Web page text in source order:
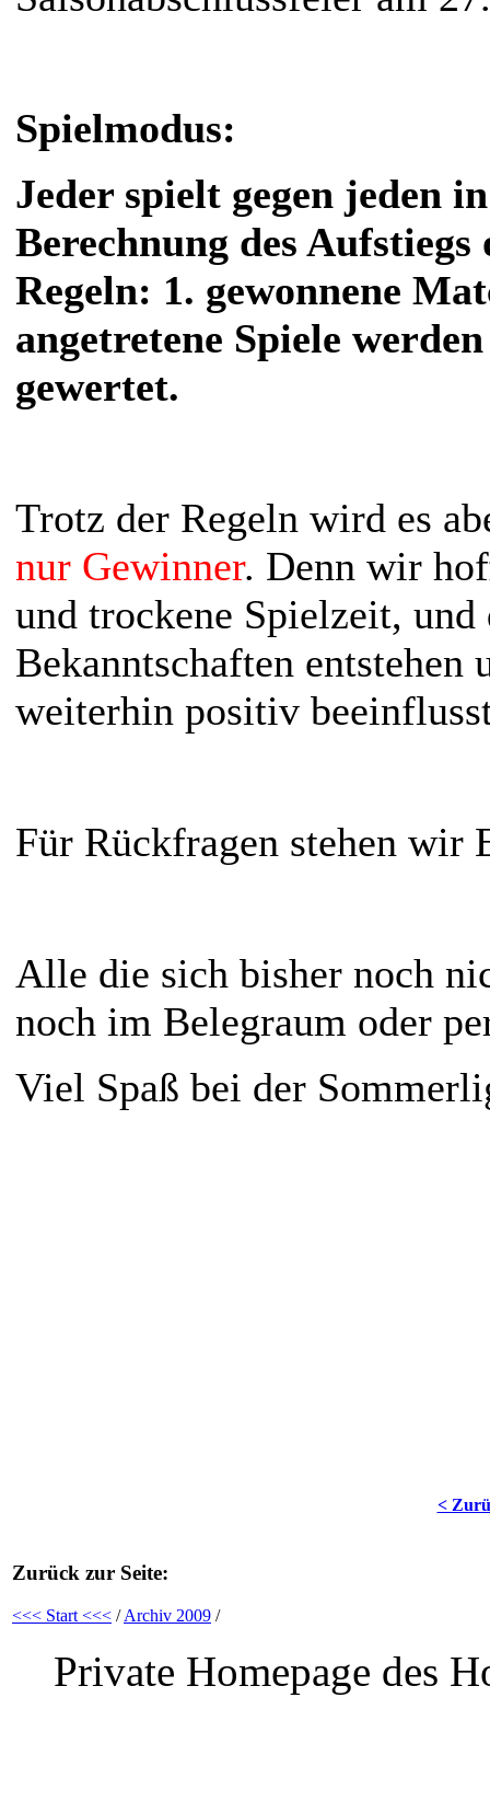
Spielmodus:
Jeder spielt gegen jeden
Berechnung des
Regeln: 1. gewonnene
angetretene Spiele
gewertet.
Trotz der Regeln wird es
nur Gewinner. Denn wir
und trockene Spielzeit,
Bekanntschaften entstehen
weiterhin positiv
Für Rückfragen stehen wir
Alle die sich bisher noch
noch im Belegraum oder
Viel Spaß bei der
<
Zurück zur Seite:
<<< Start <<< /Archiv 2009 /
Private Homepage des